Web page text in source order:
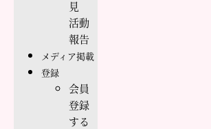
見
活動
報告
メディア掲載
登録
会員
登録
する